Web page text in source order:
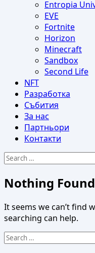
Entropia
EVE
Fortnite
Horizon
Minecraft
Sandbox
Second Life
NFT
Разработка
Събития
За нас
Партньори
Контакти
Search
Nothing Found
It seems we can’t find
searching can help.
Search